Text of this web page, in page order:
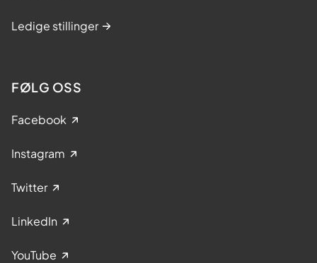
Ledige stillinger
FØLG OSS
Facebook
Instagram
Twitter
LinkedIn
YouTube